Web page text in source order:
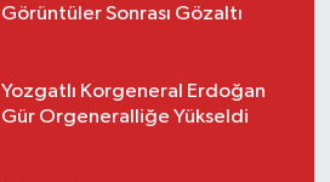
Görüntüler Sonrası Gözaltı
Yozgatlı Korgeneral Erdoğan
Gür Orgeneralliğe Yükseldi